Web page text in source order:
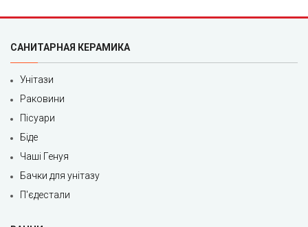
САНИТАРНАЯ КЕРАМИКА
Унітази
Раковини
Пісуари
Біде
Чаші Генуя
Бачки для унітазу
П'єдестали